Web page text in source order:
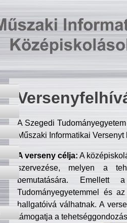
A Szegedi
Műszaki Informatikai
A verseny célja: A
szervezése, melyen a
bemutatására. Emellett
Tudományegyetemmel és
hallgatóivá válhatnak. A
támogatja a